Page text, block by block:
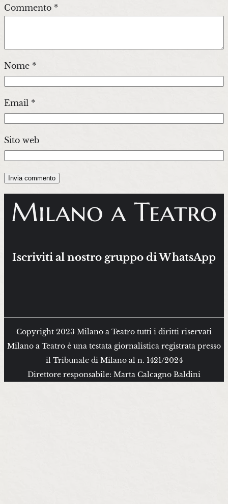
Commento *
Nome *
Email *
Sito web
Iscriviti al nostro gruppo di WhatsApp
Copyright 2023 Milano a Teatro tutti i diritti riservati
Milano a Teatro è una testata giornalistica registrata presso
il Tribunale di Milano al n. 1421/2024
Direttore responsabile: Marta Calcagno Baldini